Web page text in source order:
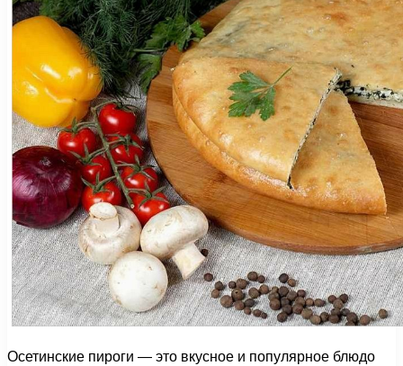
Осетинские пироги — это вкусное и популярное блюдо